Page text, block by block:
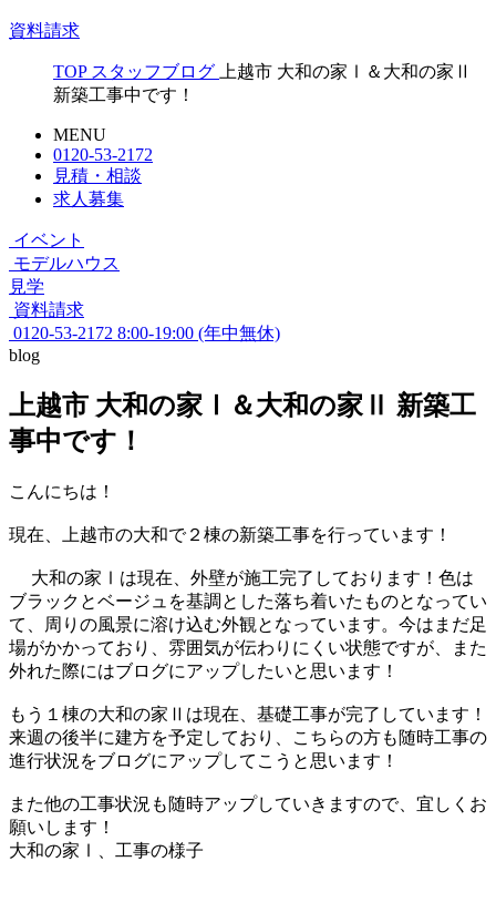
資料請求
TOP スタッフブログ
上越市 大和の家Ⅰ＆大和の家Ⅱ
新築工事中です！
MENU
0120-53-2172
見積・相談
求人募集
イベント
モデルハウス
見学
資料請求
0120-53-2172 8:00-19:00 (年中無休)
blog
上越市 大和の家Ⅰ＆大和の家Ⅱ 新築工
事中です！
こんにちは！
現在、上越市の大和で２棟の新築工事を行っています！
大和の家Ⅰは現在、外壁が施工完了しております！色は
ブラックとベージュを基調とした落ち着いたものとなってい
て、周りの風景に溶け込む外観となっています。今はまだ足
場がかかっており、雰囲気が伝わりにくい状態ですが、また
外れた際にはブログにアップしたいと思います！
もう１棟の大和の家Ⅱは現在、基礎工事が完了しています！
来週の後半に建方を予定しており、こちらの方も随時工事の
進行状況をブログにアップしてこうと思います！
また他の工事状況も随時アップしていきますので、宜しくお
願いします！
大和の家Ⅰ、工事の様子